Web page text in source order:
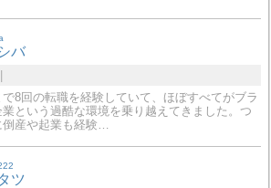
バ
で8回の転職を経験していて、ほぼすべてがブラ
業という過酷な環境を乗り越えてきました。つ
倒産や起業も経験…
ツ